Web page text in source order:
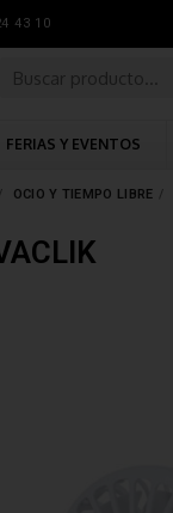
43 10
FERIAS Y EVENTOS
OCIO Y TIEMPO LIBRE